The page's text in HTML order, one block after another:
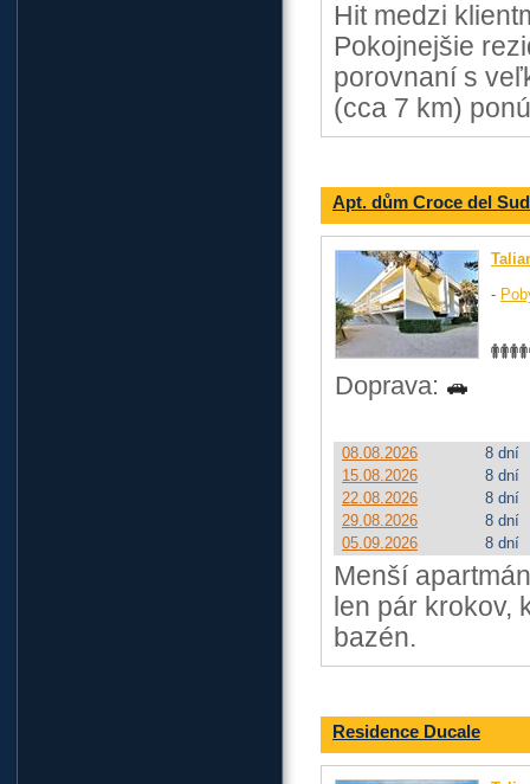
Hit medzi
Pokojnejšie
porovnaní s
(cca 7 km)
Apt. dům Croce del Sud
-
Doprava:
08.08.2026
8 dní
15.08.2026
8 dní
22.08.2026
8 dní
29.08.2026
8 dní
05.09.2026
8 dní
Menší
len pár krokov,
bazén.
Residence Ducale